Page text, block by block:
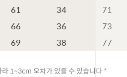
61 34 71
66 36 73
69 38 77
1~3cm 오차가 있을 수 있습니다 *